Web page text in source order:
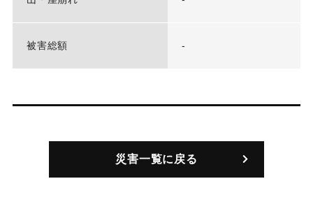
被害総額 -
災害一覧に戻る